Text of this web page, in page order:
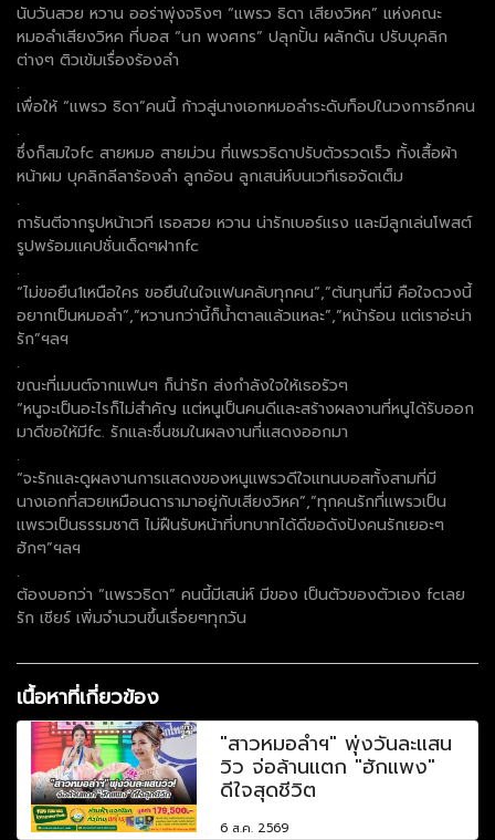
นับวันสวย หวาน ออร่าพุ่งจริงๆ “แพรว ธิดา เสียงวิหค” แห่งคณะ
หมอลำเสียงวิหค ที่บอส “นก พงศกร” ปลุกปั้น ผลักดัน ปรับบุคลิก
ต่างๆ ติวเข้มเรื่องร้องลำ
.
เพื่อให้ “แพรว ธิดา”คนนี้ ก้าวสู่นางเอกหมอลำระดับท็อปในวงการอีกคน
.
ซึ่งก็สมใจfc สายหมอ สายม่วน ที่แพรวธิดาปรับตัวรวดเร็ว ทั้งเสื้อผ้า
หน้าผม บุคลิกลีลาร้องลำ ลูกอ้อน ลูกเสน่ห์บนเวทีเธอจัดเต็ม
.
การันตีจากรูปหน้าเวที เธอสวย หวาน น่ารักเบอร์แรง และมีลูกเล่นโพสต์
รูปพร้อมแคปชั่นเด็ดๆฝากfc
.
“ไม่ขอยืน1เหนือใคร ขอยืนในใจแฟนคลับทุกคน”,”ต้นทุนที่มี คือใจดวงนี้
อยากเป็นหมอลำ”,”หวานกว่านี้ก็น้ำตาลแล้วแหละ”,”หน้าร้อน แต่เราอ่ะน่า
รัก”ฯลฯ
.
ขณะที่เมนต์จากแฟนๆ ก็น่ารัก ส่งกำลังใจให้เธอรัวๆ
“หนูจะเป็นอะไรก็ไม่สำคัญ แต่หนูเป็นคนดีและสร้างผลงานที่หนูได้รับออก
มาดีขอให้มีfc. รักและชื่นชมในผลงานที่แสดงออกมา
.
“จะรักและดูผลงานการแสดงของหนูแพรวดีใจแทนบอสทั้งสามที่มี
นางเอกที่สวยเหมือนดารามาอยู่กับเสียงวิหค”,”ทุกคนรักที่เเพรวเป็น
เเพรวเป็นธรรมชาติ ไม่ฝืนรับหน้าที่บทบาทได้ดีขอดังปังคนรักเยอะๆ
ฮักๆ”ฯลฯ
.
ต้องบอกว่า “แพรวธิดา” คนนี้มีเสน่ห์ มีของ เป็นตัวของตัวเอง fcเลย
รัก เชียร์ เพิ่มจำนวนขึ้นเรื่อยๆทุกวัน
เนื้อหาที่เกี่ยวข้อง
"สาวหมอลำฯ" พุ่งวันละแสน
วิว จ่อล้านแตก "ฮักแพง"
ดีใจสุดชีวิต
6 ส.ค. 2569